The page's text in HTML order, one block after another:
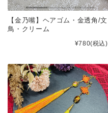
【金乃嘴】ヘアゴム・金透角/文
鳥・クリーム
¥780(税込)